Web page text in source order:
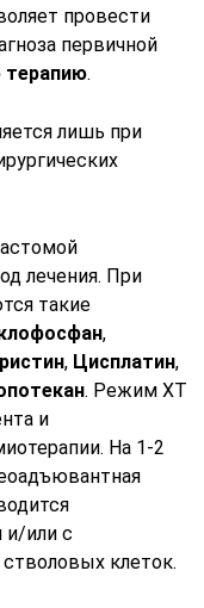
провести
первичной
терапию.
лишь при
лечения. При
такие
,
, Цисплатин,
. Режим ХТ
и
На 1-2
и/или с
клеток.